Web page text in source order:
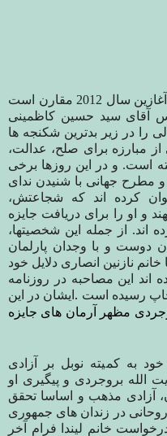
ایام آغازین سال 2012 مقارن است
و حبس آقای سید حسین کاظمینی
را در زیر بدترین شکنجه ها
مبارزه برای صلح، عدالت،
است. و در این روزها برخی
مطرح جهانی با شنیدن ندای
کرده اند که شجاعتش،
و او را برای دریافت جایزه
2012 معرفی کرده اند. از جمله این شخصیتها،
دوست و با وجدان پارلمان
نازنین انصاری دلایل خود
اند این مصاحبه در روزنامه
. ایشان در این
مظهر آرمان های جایزه
به کمیته نوبل بر آزادی
آیت الله بروجردی و پیگیری او
آزادی مذهب و
اساسا تحقق
روحانی در زندان های جمهوری
خانم لیندا فرام آخر